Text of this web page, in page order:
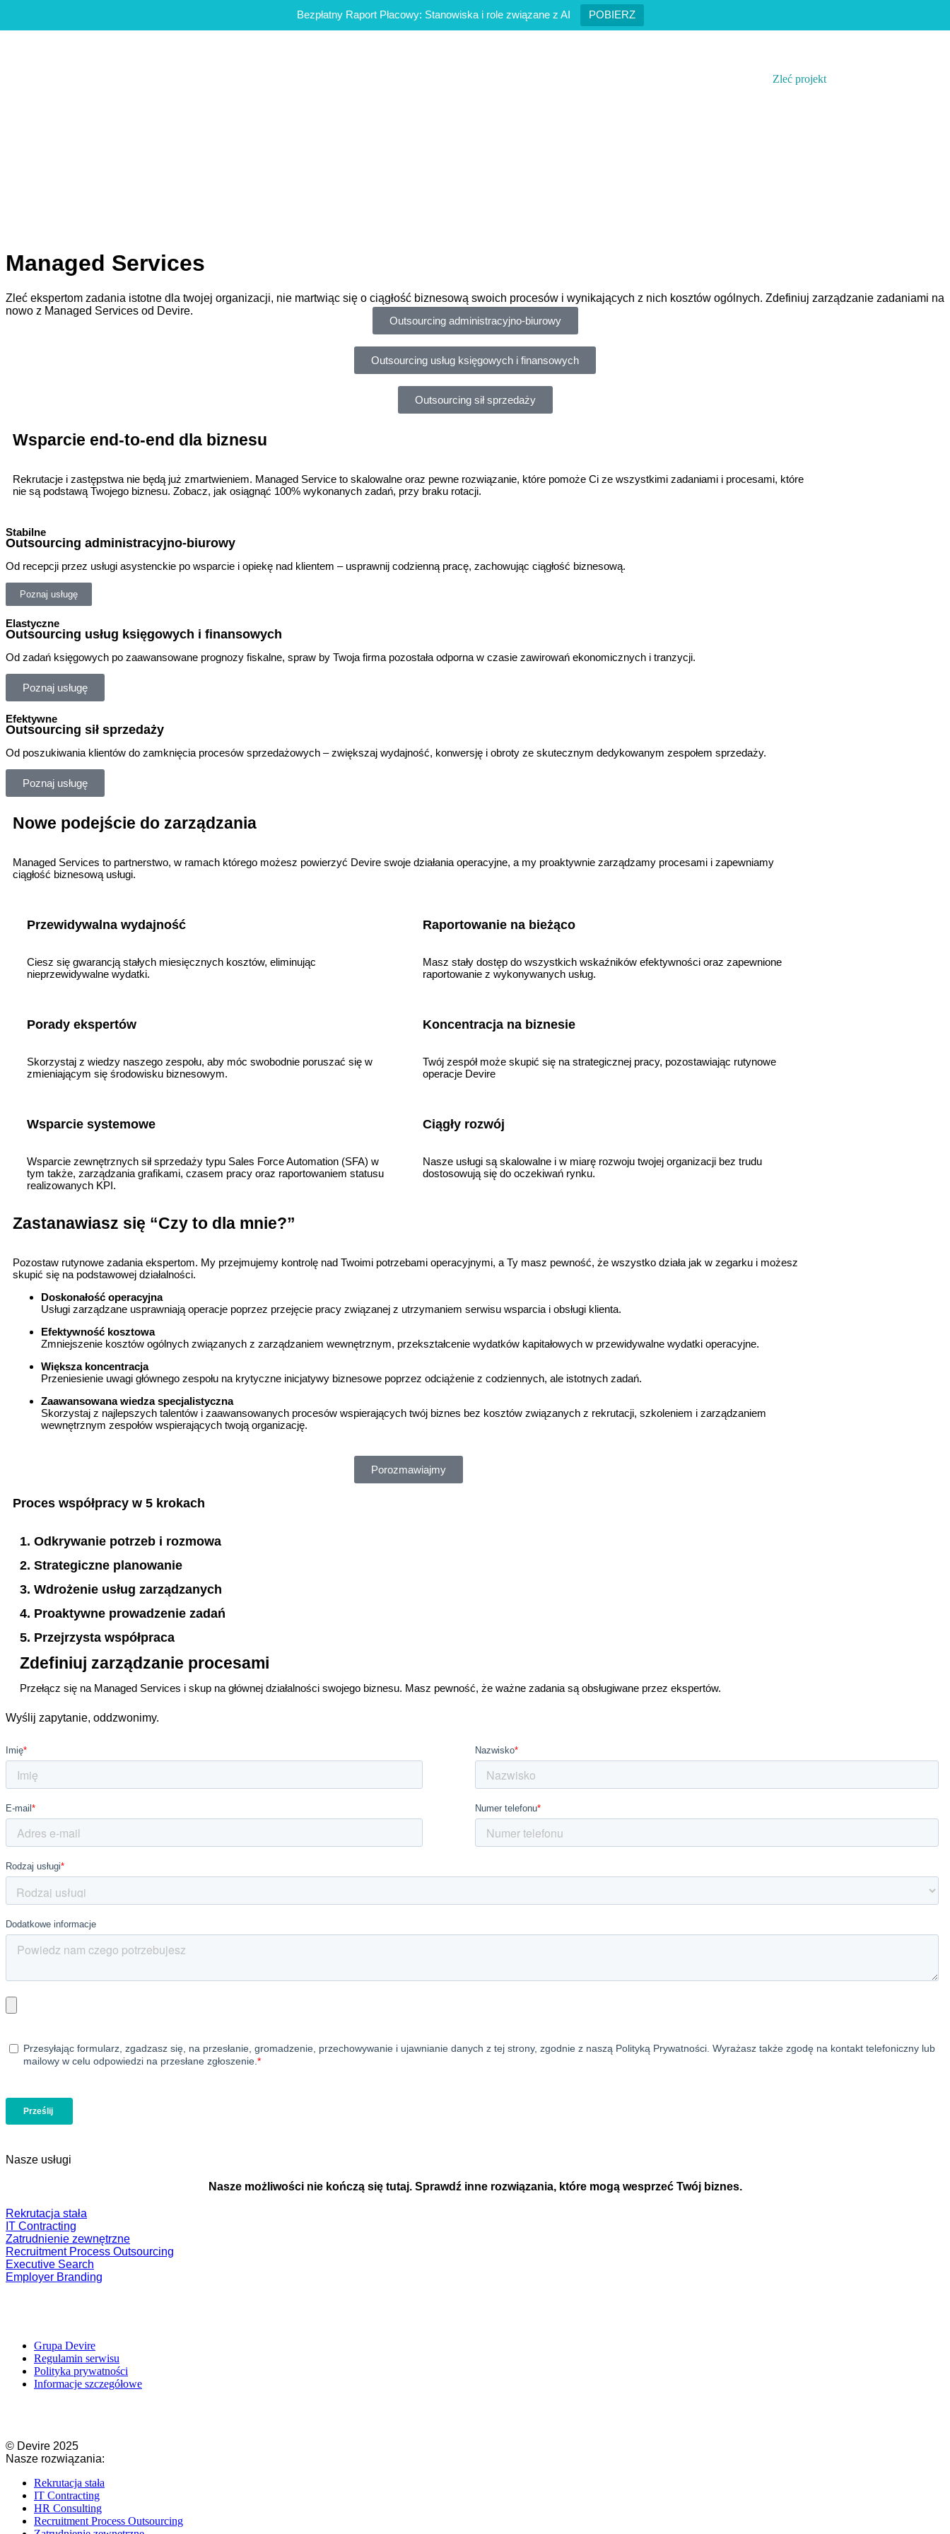
Bezpłatny Raport Płacowy: Stanowiska i role związane z AI POBIERZ
Zleć projekt
Managed Services
Zleć ekspertom zadania istotne dla twojej organizacji, nie martwiąc się o ciągłość biznesową swoich procesów i wynikających z nich kosztów ogólnych. Zdefiniuj zarządzanie zadaniami na
nowo z Managed Services od Devire.
Outsourcing administracyjno-biurowy
Outsourcing usług księgowych i finansowych
Outsourcing sił sprzedaży
Wsparcie end-to-end dla biznesu
Rekrutacje i zastępstwa nie będą już zmartwieniem. Managed Service to skalowalne oraz pewne rozwiązanie, które pomoże Ci ze wszystkimi zadaniami i procesami, które
nie są podstawą Twojego biznesu. Zobacz, jak osiągnąć 100% wykonanych zadań, przy braku rotacji.
Stabilne
Outsourcing administracyjno-biurowy
Od recepcji przez usługi asystenckie po wsparcie i opiekę nad klientem – usprawnij codzienną pracę, zachowując ciągłość biznesową.
Poznaj usługę
Elastyczne
Outsourcing usług księgowych i finansowych
Od zadań księgowych po zaawansowane prognozy fiskalne, spraw by Twoja firma pozostała odporna w czasie zawirowań ekonomicznych i tranzycji.
Poznaj usługę
Efektywne
Outsourcing sił sprzedaży
Od poszukiwania klientów do zamknięcia procesów sprzedażowych – zwiększaj wydajność, konwersję i obroty ze skutecznym dedykowanym zespołem sprzedaży.
Poznaj usługę
Nowe podejście do zarządzania
Managed Services to partnerstwo, w ramach którego możesz powierzyć Devire swoje działania operacyjne, a my proaktywnie zarządzamy procesami i zapewniamy
ciągłość biznesową usługi.
Przewidywalna wydajność
Ciesz się gwarancją stałych miesięcznych kosztów, eliminując
nieprzewidywalne wydatki.
Raportowanie na bieżąco
Masz stały dostęp do wszystkich wskaźników efektywności oraz zapewnione
raportowanie z wykonywanych usług.
Porady ekspertów
Skorzystaj z wiedzy naszego zespołu, aby móc swobodnie poruszać się w
zmieniającym się środowisku biznesowym.
Koncentracja na biznesie
Twój zespół może skupić się na strategicznej pracy, pozostawiając rutynowe
operacje Devire
Wsparcie systemowe
Wsparcie zewnętrznych sił sprzedaży typu Sales Force Automation (SFA) w
tym także, zarządzania grafikami, czasem pracy oraz raportowaniem statusu
realizowanych KPI.
Ciągły rozwój
Nasze usługi są skalowalne i w miarę rozwoju twojej organizacji bez trudu
dostosowują się do oczekiwań rynku.
Zastanawiasz się “Czy to dla mnie?”
Pozostaw rutynowe zadania ekspertom. My przejmujemy kontrolę nad Twoimi potrzebami operacyjnymi, a Ty masz pewność, że wszystko działa jak w zegarku i możesz
skupić się na podstawowej działalności.
Doskonałość operacyjna
Usługi zarządzane usprawniają operacje poprzez przejęcie pracy związanej z utrzymaniem serwisu wsparcia i obsługi klienta.
Efektywność kosztowa
Zmniejszenie kosztów ogólnych związanych z zarządzaniem wewnętrznym, przekształcenie wydatków kapitałowych w przewidywalne wydatki operacyjne.
Większa koncentracja
Przeniesienie uwagi głównego zespołu na krytyczne inicjatywy biznesowe poprzez odciążenie z codziennych, ale istotnych zadań.
Zaawansowana wiedza specjalistyczna
Skorzystaj z najlepszych talentów i zaawansowanych procesów wspierających twój biznes bez kosztów związanych z rekrutacji, szkoleniem i zarządzaniem
wewnętrznym zespołów wspierających twoją organizację.
Porozmawiajmy
Proces współpracy w 5 krokach
1. Odkrywanie potrzeb i rozmowa
2. Strategiczne planowanie
3. Wdrożenie usług zarządzanych ​
4. Proaktywne prowadzenie zadań
5. Przejrzysta współpraca
Zdefiniuj zarządzanie procesami
Przełącz się na Managed Services i skup na głównej działalności swojego biznesu. Masz pewność, że ważne zadania są obsługiwane przez ekspertów.
Wyślij zapytanie, oddzwonimy.
Nasze usługi
Nasze możliwości nie kończą się tutaj. Sprawdź inne rozwiązania, które mogą wesprzeć Twój biznes.
Rekrutacja stała
IT Contracting
Zatrudnienie zewnętrzne
Recruitment Process Outsourcing
Executive Search
Employer Branding
Grupa Devire
Regulamin serwisu
Polityka prywatności
Informacje szczegółowe
© Devire 2025​
Nasze rozwiązania:
Rekrutacja stała
IT Contracting​
HR Consulting​
Recruitment Process Outsourcing​